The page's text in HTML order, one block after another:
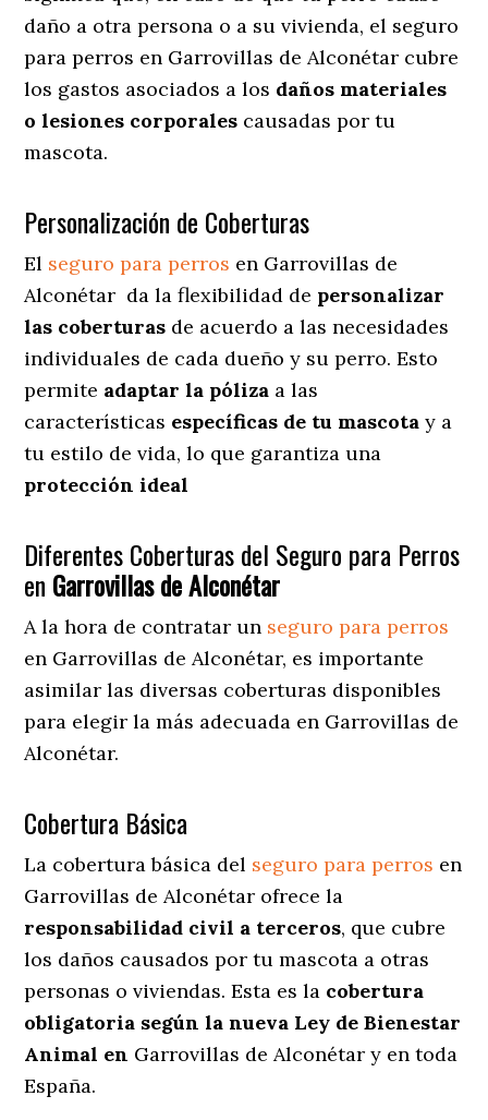
daño a otra persona o a su vivienda, el seguro
para perros en Garrovillas de Alconétar cubre
los gastos asociados a los daños materiales
o lesiones corporales causadas por tu
mascota.
Personalización de Coberturas
El seguro para perros en Garrovillas de
Alconétar da la flexibilidad de personalizar
las coberturas de acuerdo a las necesidades
individuales de cada dueño y su perro. Esto
permite adaptar la póliza a las
características específicas de tu mascota y a
tu estilo de vida, lo que garantiza una
protección ideal
Diferentes Coberturas del Seguro para Perros
en Garrovillas de Alconétar
A la hora de contratar un seguro para perros
en Garrovillas de Alconétar, es importante
asimilar las diversas coberturas disponibles
para elegir la más adecuada en Garrovillas de
Alconétar.
Cobertura Básica
La cobertura básica del seguro para perros en
Garrovillas de Alconétar ofrece la
responsabilidad civil a terceros, que cubre
los daños causados por tu mascota a otras
personas o viviendas. Esta es la cobertura
obligatoria según la nueva Ley de Bienestar
Animal en Garrovillas de Alconétar y en toda
España.